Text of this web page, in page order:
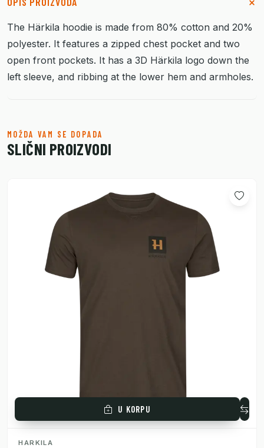
The Härkila hoodie is made from 80% cotton and 20%
polyester. It features a zipped chest pocket and two
open front pockets. It has a 3D Härkila logo down the
left sleeve, and ribbing at the lower hem and armholes.
MOŽDA VAM SE DOPADA
SLIČNI PROIZVODI
U KORPU
HARKILA